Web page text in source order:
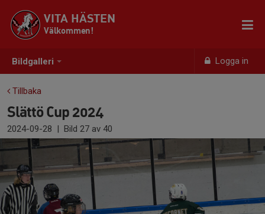
Bildgalleri Logga in
VITA HÄSTEN
Välkommen!
Tillbaka
Slättö Cup 2024
2024-09-28 | Bild 27 av 40